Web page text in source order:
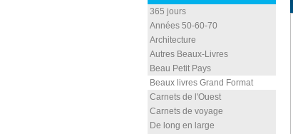
365 jours
Années 50-60-70
Architecture
Autres Beaux-Livres
Beau Petit Pays
Beaux livres Grand Format
Carnets de l'Ouest
Carnets de voyage
De long en large